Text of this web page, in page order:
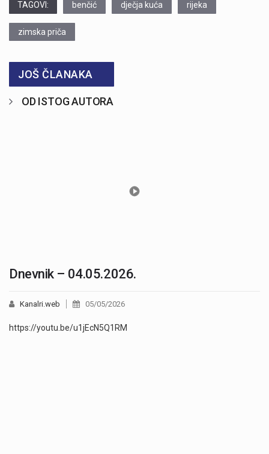
TAGOVI: benčić dječja kuća rijeka
zimska priča
JOŠ ČLANAKA
OD ISTOG AUTORA
Dnevnik – 04.05.2026.
Kanalri.web 05/05/2026
https://youtu.be/u1jEcN5Q1RM